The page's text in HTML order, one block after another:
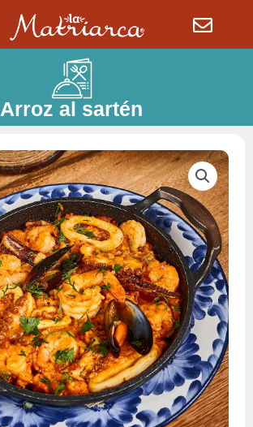
Arroz al sartén